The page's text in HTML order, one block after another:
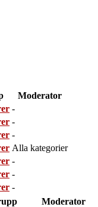
Moderator
-
-
-
Alla kategorier
-
-
-
Moderator